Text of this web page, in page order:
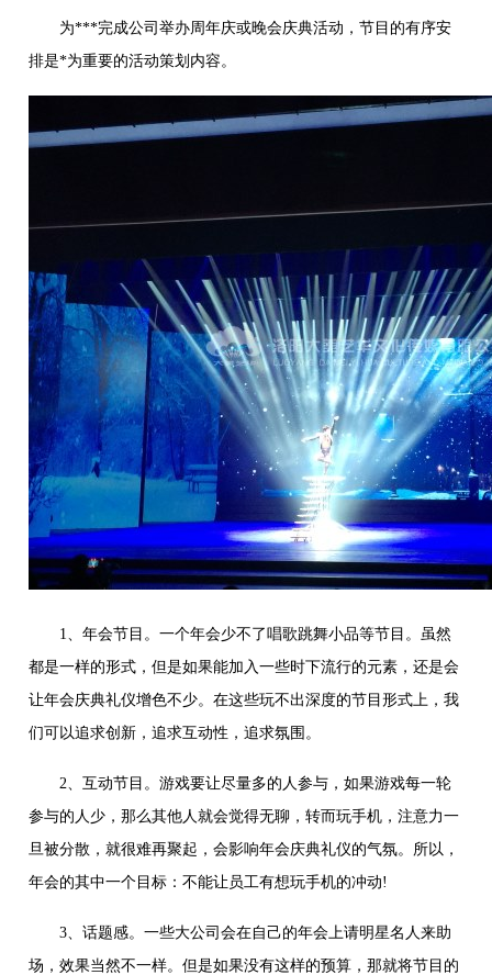
为***完成公司举办周年庆或晚会庆典活动，节目的有序安
排是*为重要的活动策划内容。
1、年会节目。一个年会少不了唱歌跳舞小品等节目。虽然
都是一样的形式，但是如果能加入一些时下流行的元素，还是会
让年会庆典礼仪增色不少。在这些玩不出深度的节目形式上，我
们可以追求创新，追求互动性，追求氛围。
2、互动节目。游戏要让尽量多的人参与，如果游戏每一轮
参与的人少，那么其他人就会觉得无聊，转而玩手机，注意力一
旦被分散，就很难再聚起，会影响年会庆典礼仪的气氛。所以，
年会的其中一个目标：不能让员工有想玩手机的冲动!
3、话题感。一些大公司会在自己的年会上请明星名人来助
场，效果当然不一样。但是如果没有这样的预算，那就将节目的